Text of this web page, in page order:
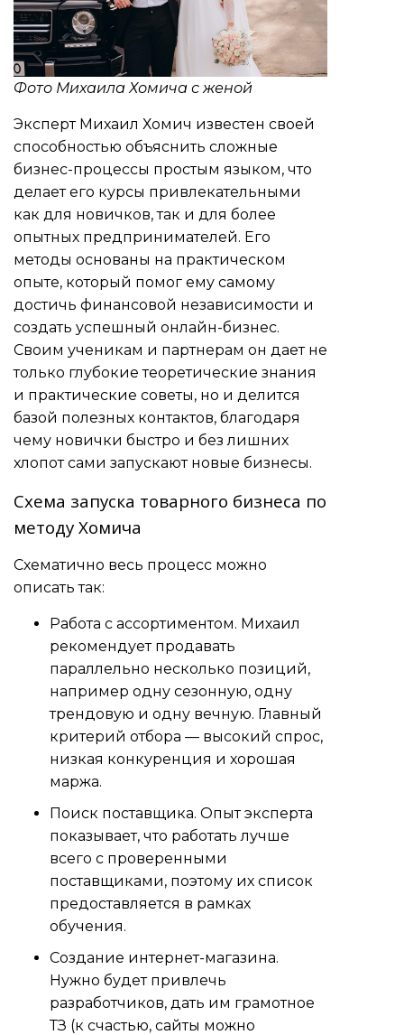
Фото Михаила Хомича с женой
Эксперт Михаил Хомич известен своей
способностью объяснить сложные
бизнес-процессы простым языком, что
делает его курсы привлекательными
как для новичков, так и для более
опытных предпринимателей. Его
методы основаны на практическом
опыте, который помог ему самому
достичь финансовой независимости и
создать успешный онлайн-бизнес.
Своим ученикам и партнерам он дает не
только глубокие теоретические знания
и практические советы, но и делится
базой полезных контактов, благодаря
чему новички быстро и без лишних
хлопот сами запускают новые бизнесы.
Схема запуска товарного бизнеса по
методу Хомича
Схематично весь процесс можно
описать так:
Работа с ассортиментом. Михаил
рекомендует продавать
параллельно несколько позиций,
например одну сезонную, одну
трендовую и одну вечную. Главный
критерий отбора — высокий спрос,
низкая конкуренция и хорошая
маржа.
Поиск поставщика. Опыт эксперта
показывает, что работать лучше
всего с проверенными
поставщиками, поэтому их список
предоставляется в рамках
обучения.
Создание интернет-магазина.
Нужно будет привлечь
разработчиков, дать им грамотное
ТЗ (к счастью, сайты можно